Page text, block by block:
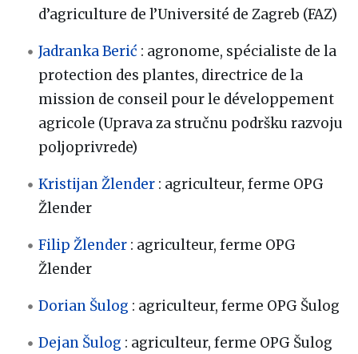
d’agriculture de l’Université de Zagreb (FAZ)
Jadranka Berić : agronome, spécialiste de la
protection des plantes, directrice de la
mission de conseil pour le développement
agricole (Uprava za stručnu podršku razvoju
poljoprivrede)
Kristijan Žlender : agriculteur, ferme OPG
Žlender
Filip Žlender : agriculteur, ferme OPG
Žlender
Dorian Šulog : agriculteur, ferme OPG Šulog
Dejan Šulog : agriculteur, ferme OPG Šulog